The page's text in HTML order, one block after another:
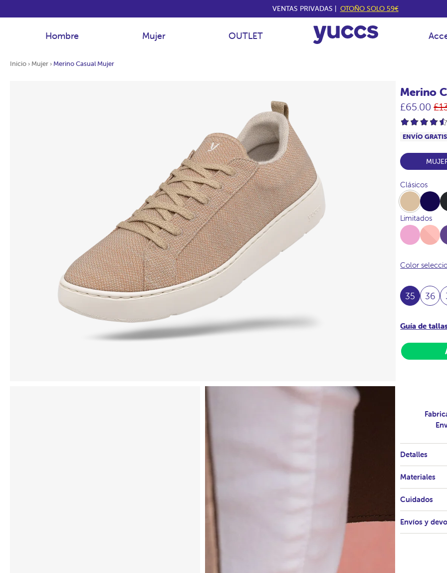
VENTAS PRIVADAS | OTOÑO SOLO 59€
Hombre Mujer OUTLET
Inicio › Mujer › Merino Casual Mujer
Merino
£65.00
ENVÍO GRATIS
Clásicos
Beige Navy
Limitados
Sorbete
Full-
Pink
Uva
Color
35 36
Guía de
Detalles
Materiales
Cuidados
Envíos y